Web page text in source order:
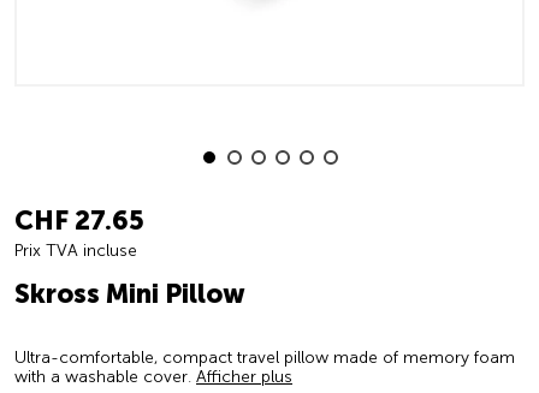
CHF 27.65
Prix TVA incluse
Skross Mini Pillow
Ultra-comfortable, compact travel pillow made of memory foam
with a washable cover. Afficher plus